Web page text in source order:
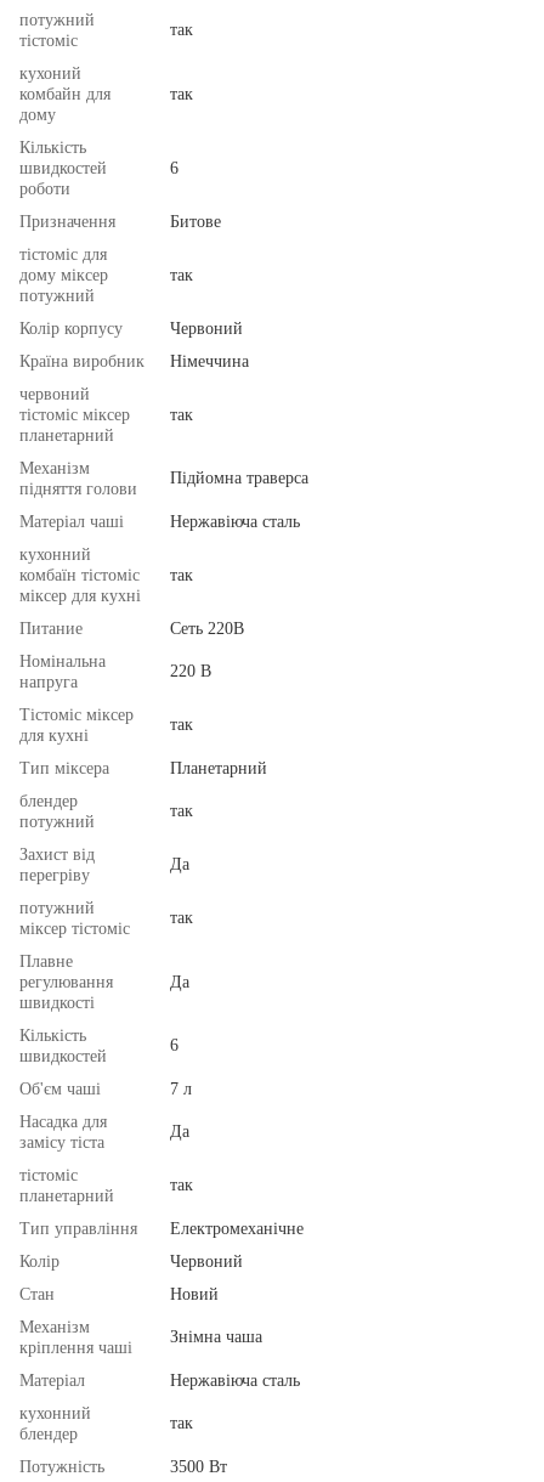
потужний
тістоміс
так
кухоний
комбайн для
дому
так
Кількість
швидкостей
роботи
6
Призначення
Битове
тістоміс для
дому міксер
потужний
так
Колір корпусу
Червоний
Країна виробник
Німеччина
червоний
тістоміс міксер
планетарний
так
Механізм
підняття голови
Підйомна траверса
Матеріал чаші
Нержавіюча сталь
кухонний
комбаїн тістоміс
міксер для кухні
так
Питание
Сеть 220В
Номінальна
напруга
220 В
Тістоміс міксер
для кухні
так
Тип міксера
Планетарний
блендер
потужний
так
Захист від
перегріву
Да
потужний
міксер тістоміс
так
Плавне
регулювання
швидкості
Да
Кількість
швидкостей
6
Об'єм чаші
7 л
Насадка для
замісу тіста
Да
тістоміс
планетарний
так
Тип управління
Електромеханічне
Колір
Червоний
Стан
Новий
Механізм
кріплення чаші
Знімна чаша
Матеріал
Нержавіюча сталь
кухонний
блендер
так
Потужність
3500 Вт